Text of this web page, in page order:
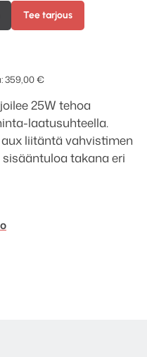
Tee tarjous
359,00€
25W tehoa
laatusuhteella.
liitäntä vahvistimen
takana eri